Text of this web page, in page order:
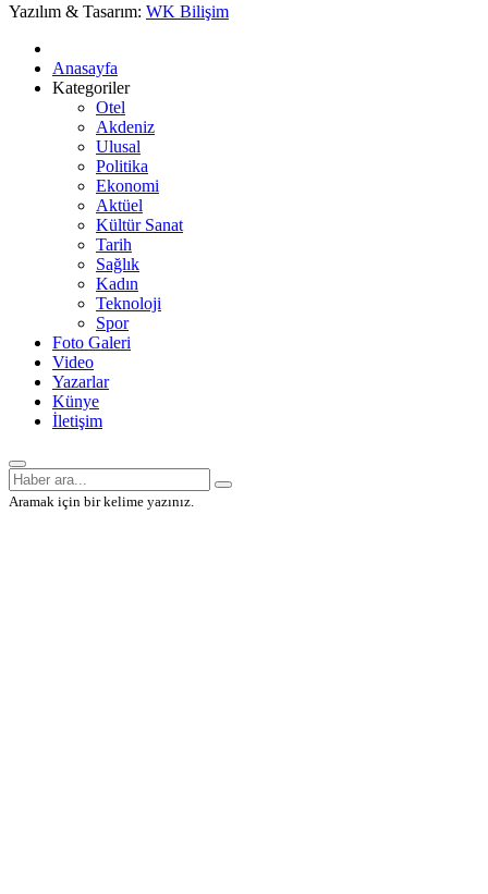
Yazılım & Tasarım: WK Bilişim
Anasayfa
Kategoriler
Otel
Akdeniz
Ulusal
Politika
Ekonomi
Aktüel
Kültür Sanat
Tarih
Sağlık
Kadın
Teknoloji
Spor
Foto Galeri
Video
Yazarlar
Künye
İletişim
Aramak için bir kelime yazınız.